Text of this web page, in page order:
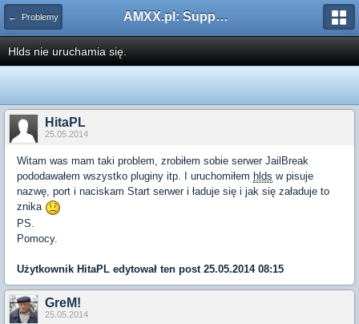
← Problemy AMXX.pl: Support AMX Mod X i SourceMod
Hlds nie uruchamia się.
HitaPL
25.05.2014
Witam was mam taki problem, zrobiłem sobie serwer JailBreak
pododawałem wszystko pluginy itp. I uruchomiłem hlds w pisuje
nazwę, port i naciskam Start serwer i ładuje się i jak się załaduje to
znika
PS.
Pomocy.
Użytkownik HitaPL edytował ten post 25.05.2014 08:15
GreM!
25.05.2014